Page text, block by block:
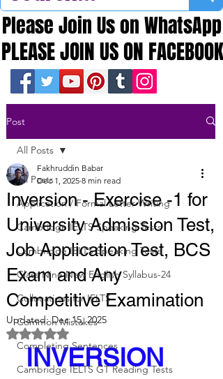
PLEASE JOIN US ON FACEBOOK
PLEASE JOIN US ON FACEBOOK
Please Join Us on WhatsApp
Please Join Us on WhatsApp
Post
All Posts
Application / Formal Letter Writing
Cambridge IELTS Speaking Tests
Cambridge IELTS Speaking Tests
Class Nine New English Syllabus-24
Collocations for IELTS
Common Mistakes
Completing Sentences
Cambridge IELTS GT Reading Tests
All Posts
Inversion - Exercise -1 for
University Admission Test,
Job Application Test, BCS
Exam and Any
Competitive Examination
Fakhruddin Babar
Dec 1, 2025 8 min read
Updated:Dec 15, 2025
Rated NaN out of 5 stars.
INVERSION